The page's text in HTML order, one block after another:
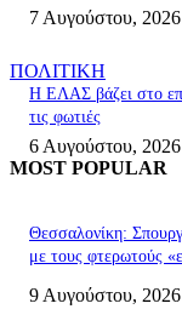
7 Αυγούστου, 2026
ΠΟΛΙΤΙΚΗ
Η ΕΛΑΣ βάζει στο
τις φωτιές
6 Αυγούστου, 2026
MOST POPULAR
Θεσσαλονίκη:
με τους φτερωτούς
9 Αυγούστου, 2026